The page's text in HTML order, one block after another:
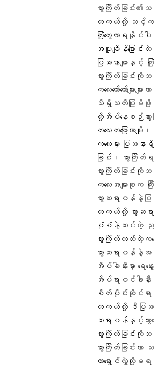
သွားကြိတ်ခြင်း၏သ
တကယ်လို့ သင့်ကလေ
ကြုံတွေ့လာရနိုင်ပါ
အပူချိန်ပြောင်း
ပြဿနာများနှ
သွားကြိတ်ခြင်
ကလေးတော်တော်မ
သိရှိသတိပြုမိဖို့
တို့အိပ်နေစဉ်သွား
ကလေးကပြောတာမ
ကလေးမှာ ပြဿနာ
ခြင်း၊ သွားကြိတ်
သွားကြိတ်ခြင်
ကလေးအများစု
သွားဆရာဝန်နဲ့
တကယ်လို့ သွားဆရာ
ပုံစံနဲ့ဆင်တဲ့ ညအိ
သွားကြိတ်တတ်
သွားဆရာဝန်နဲ့အ
အိပ်ခါနီးမှာ ရေနွေ
အိပ်ရာဝင်ခါနီ
စိတ်ပိုင်းဆိုင်ရာအ
တကယ်လို့ ဒီပြဿန
ဆရာဝန်နှင့်သွား
သွားကြိတ်ခြင်
သွားကြိတ်ခြင်းဟာ
ဟာရှောင်လွှဲလို့မရ